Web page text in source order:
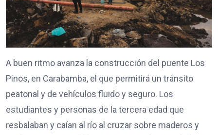
A buen ritmo avanza la construcción del puente Los
Pinos, en Carabamba, el que permitirá un tránsito
peatonal y de vehículos fluido y seguro. Los
estudiantes y personas de la tercera edad que
resbalaban y caían al río al cruzar sobre maderos y